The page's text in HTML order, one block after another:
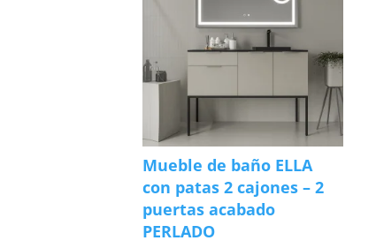
Mueble de baño ELLA
con patas 2 cajones – 2
puertas acabado
PERLADO